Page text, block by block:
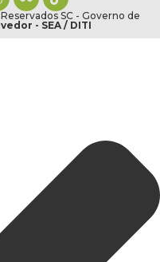
SC - Governo de
- SEA / DITI